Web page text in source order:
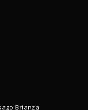
Brianza